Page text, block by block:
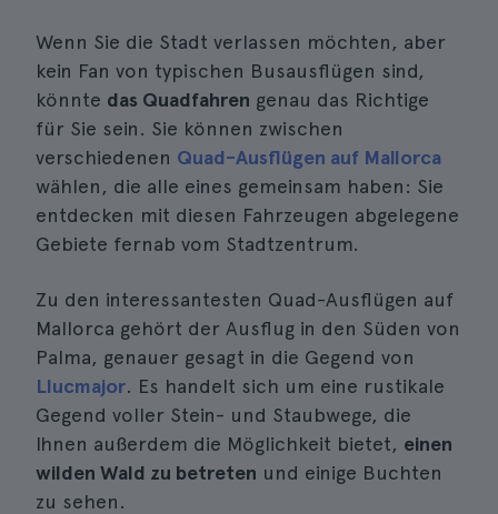
Wenn Sie die Stadt verlassen möchten, aber
kein Fan von typischen Busausflügen sind,
könnte das Quadfahren genau das Richtige
für Sie sein. Sie können zwischen
verschiedenen Quad-Ausflügen auf Mallorca
wählen, die alle eines gemeinsam haben: Sie
entdecken mit diesen Fahrzeugen abgelegene
Gebiete fernab vom Stadtzentrum.
Zu den interessantesten Quad-Ausflügen auf
Mallorca gehört der Ausflug in den Süden von
Palma, genauer gesagt in die Gegend von
Llucmajor. Es handelt sich um eine rustikale
Gegend voller Stein- und Staubwege, die
Ihnen außerdem die Möglichkeit bietet, einen
wilden Wald zu betreten und einige Buchten
zu sehen.